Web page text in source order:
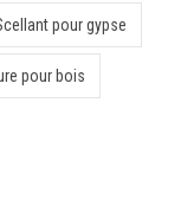
pour gypse
pour bois